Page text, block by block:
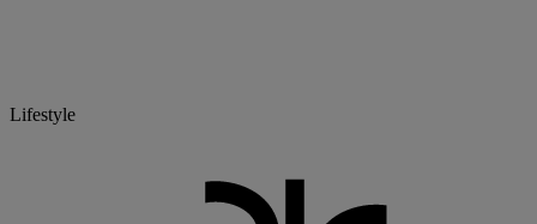
Lifestyle